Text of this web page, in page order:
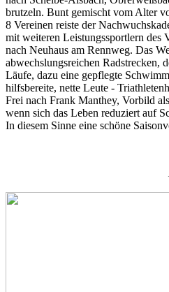
brutzeln. Bunt gemischt vom Alter
8 Vereinen reiste der
mit weiteren Leistungssportlern des
nach Neuhaus am Rennweg. Das
abwechslungsreichen Radstrecken,
Läufe, dazu eine gepflegte
hilfsbereite, nette Leute -
Frei nach Frank Manthey, Vorbild
wenn sich das Leben reduziert auf
In diesem Sinne eine schöne